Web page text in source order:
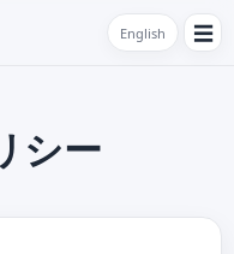
English ☰
シー